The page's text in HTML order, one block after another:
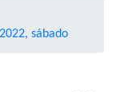
sábado